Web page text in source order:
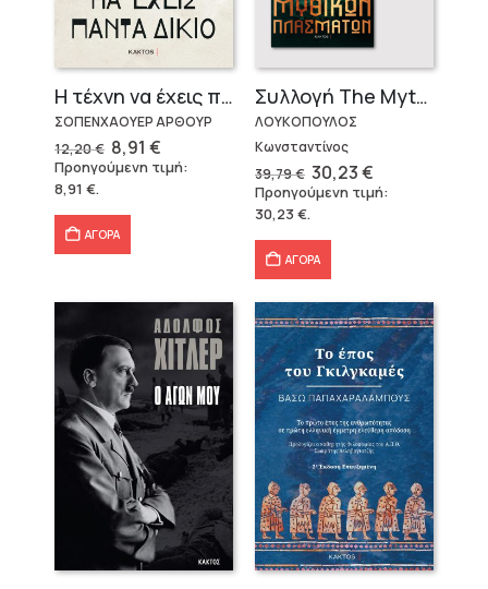
Η τέχνη να έχεις πάντα δίκιο – Άρθουρ Σοπενχάουερ
ΣΟΠΕΝΧΑΟΥΕΡ ΑΡΘΟΥΡ
12,20€ Original
price
was:
8,91 €Η
τρέχουσα
τιμή
Προηγούμενη τιμή:
8,91 €.
ΑΓΟΡΑ
Συλλογή The Mythologist (2 βιβλία)
ΛΟΥΚΟΠΟΥΛΟΣ
Κωνσταντίνος
39,79€ Original
price
was:
39,79 €.
30,23€Η
τρέχουσα
τιμή
Προηγούμενη τιμή:
30,23€.
ΑΓΟΡΑ